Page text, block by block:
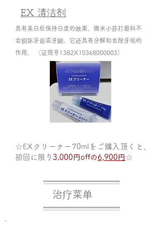
EX 清洁剂
具有美白后保持白度的效果。微米小苏打磨料不
会损坏牙齿或牙龈。它还具有分解和去除牙垢的
作用。 （证照号13B2X10368000003）
☆EXクリーナー 70mlをご購入頂くと、
初回に限り 3,000円off​の 6,900円☆
​治疗菜单